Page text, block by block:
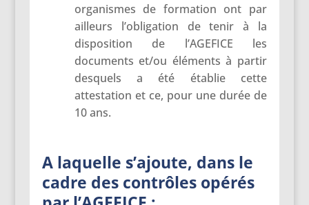
organismes de formation ont par
ailleurs l’obligation de tenir à la
disposition de l’AGEFICE les
documents et/ou éléments à partir
desquels a été établie cette
attestation et ce, pour une durée de
10 ans.
A laquelle s’ajoute, dans le
cadre des contrôles opérés